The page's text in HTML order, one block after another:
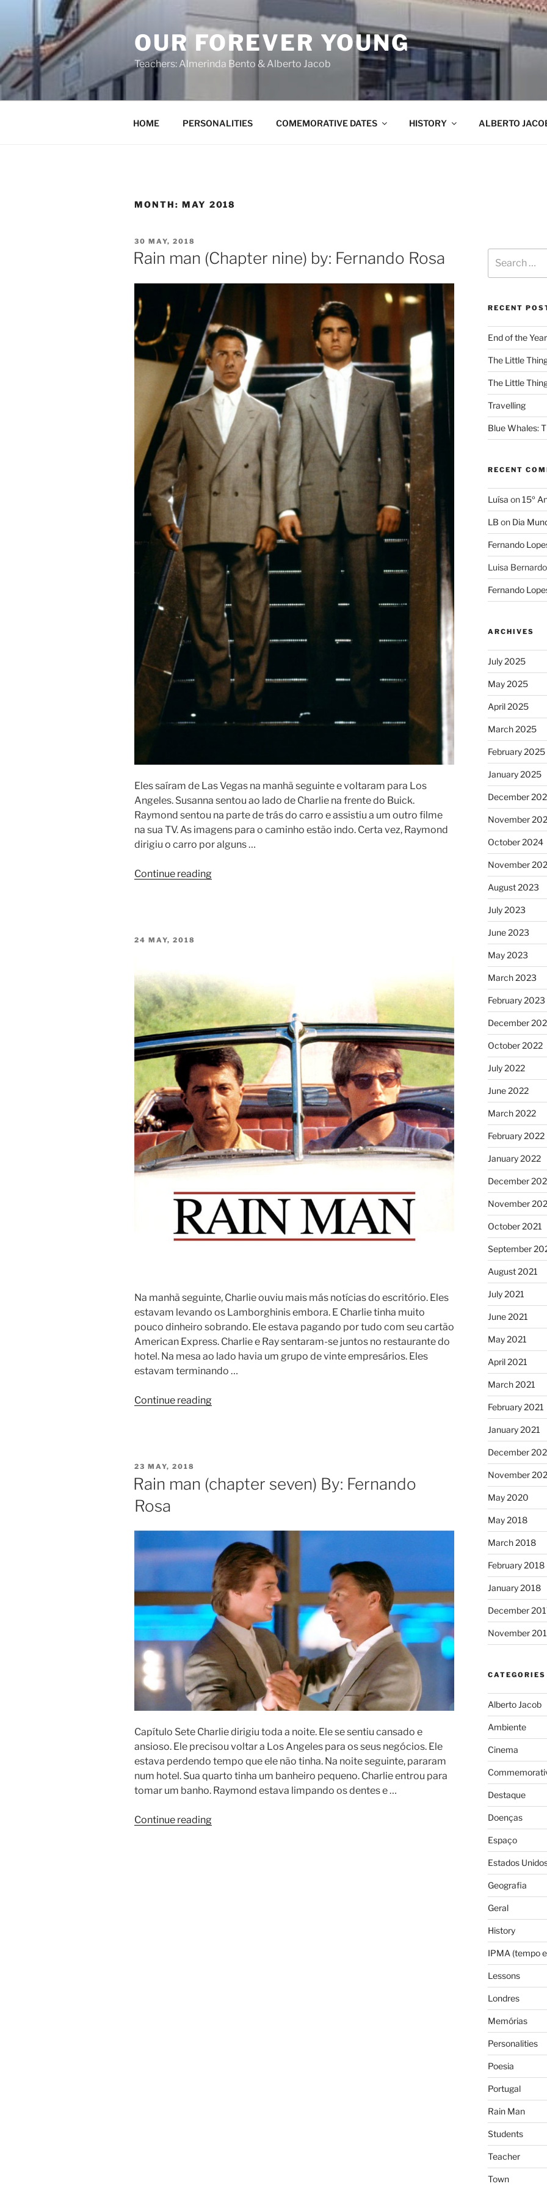
OUR FOREVER YOUNG
Teachers: Almerinda Bento & Alberto Jacob
HOME PERSONALITIES COMEMORATIVE DATES HISTORY ALBERTO
MONTH: MAY 2018
30 MAY, 2018
Rain man (Chapter nine) by: Fernando Rosa
Eles saíram de Las Vegas na manhã seguinte e voltaram para Los
Angeles. Susanna sentou ao lado de Charlie na frente do Buick.
Raymond sentou na parte de trás do carro e assistiu a um outro filme
na sua TV. As imagens para o caminho estão indo. Certa vez, Raymond
dirigiu o carro por alguns …
Continue reading
24 MAY, 2018
Na manhã seguinte, Charlie ouviu mais más notícias do escritório. Eles
estavam levando os Lamborghinis embora. E Charlie tinha muito
pouco dinheiro sobrando. Ele estava pagando por tudo com seu cartão
American Express. Charlie e Ray sentaram-se juntos no restaurante do
hotel. Na mesa ao lado havia um grupo de vinte empresários. Eles
estavam terminando …
Continue reading
23 MAY, 2018
Rain man (chapter seven) By: Fernando
Rosa
Capítulo Sete Charlie dirigiu toda a noite. Ele se sentiu cansado e
ansioso. Ele precisou voltar a Los Angeles para os seus negócios. Ele
estava perdendo tempo que ele não tinha. Na noite seguinte, pararam
num hotel. Sua quarto tinha um banheiro pequeno. Charlie entrou para
tomar um banho. Raymond estava limpando os dentes e …
Continue reading
RECENT
End of the
The Little
The Little
Travelling
Blue Whales:
RECENT
Luísa on15º
LB on Dia
Fernando
Luisa Bernardo
Fernando
ARCHIVES
July 2025
May 2025
April 2025
March 2025
February 2025
January 2025
December
November
October 2024
November
August 2023
July 2023
June 2023
May 2023
March 2023
February 2023
December
October 2022
July 2022
June 2022
March 2022
February 2022
January 2022
December
November
October 2021
September
August 2021
July 2021
June 2021
May 2021
April 2021
March 2021
February 2021
January 2021
December
November
May 2020
May 2018
March 2018
February 2018
January 2018
December
November
CATEGORIES
Alberto Jacob
Ambiente
Cinema
Destaque
Doenças
Espaço
Estados
Geografia
Geral
History
IPMA (tempo
Lessons
Londres
Memórias
Personalities
Poesia
Portugal
Rain Man
Students
Teacher
Town